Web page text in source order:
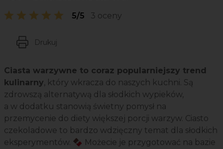
5/5 3 oceny
Drukuj
Ciasta warzywne to coraz popularniejszy trend
kulinarny, który wkracza do naszych kuchni. Są
zdrowszą alternatywą dla słodkich wypieków,
a w dodatku stanowią świetny pomysł na
przemycenie do diety większej porcji warzyw. Ciasto
czekoladowe to bardzo wdzięczny temat dla słodkich
eksperymentów. 🍫 Możecie je przygotować na bazie